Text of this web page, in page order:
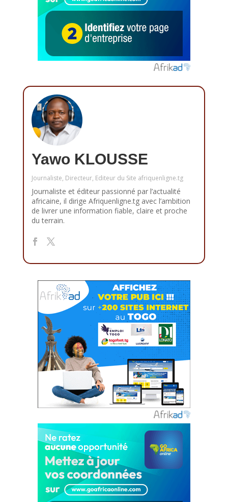
Yawo KLOUSSE
Journaliste, Directeur, Editeur du Site afriquenligne.tg
Journaliste et éditeur passionné par l’actualité
africaine, il dirige Afriquenligne.tg avec l’ambition
de livrer une information fiable, claire et proche
du terrain.